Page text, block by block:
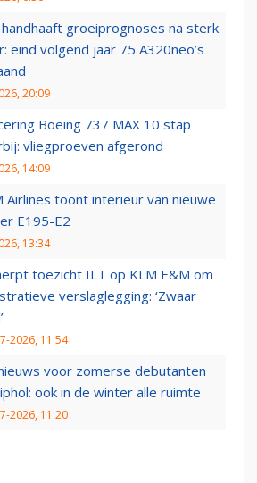
groeiprognoses na sterk
eind volgend jaar 75 A320neo’s
20:09
Boeing 737 MAX 10 stap
vliegproeven afgerond
14:09
Airlines toont interieur van nieuwe
E195-E2
13:34
toezicht ILT op KLM E&M om
verslaglegging: ‘Zwaar
2026, 11:54
voor zomerse debutanten
ook in de winter alle ruimte
2026, 11:20